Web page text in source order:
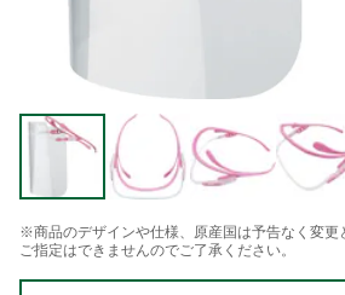
※商品のデザインや仕様、原産国は予告なく変更
ご指定はできませんのでご了承ください。